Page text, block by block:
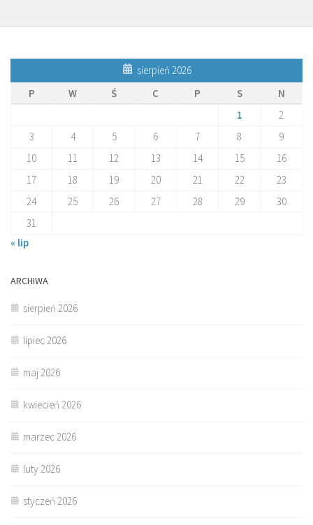
sierpień 2026
P
W Ś C P S
N
1
2
3
4 5 6 7 8
9
10
11 12 13 14 15
16
17
18 19 20 21 22
23
24
25 26 27 28 29
30
31
« lip
ARCHIWA
sierpień 2026
lipiec 2026
maj 2026
kwiecień 2026
marzec 2026
luty 2026
styczeń 2026